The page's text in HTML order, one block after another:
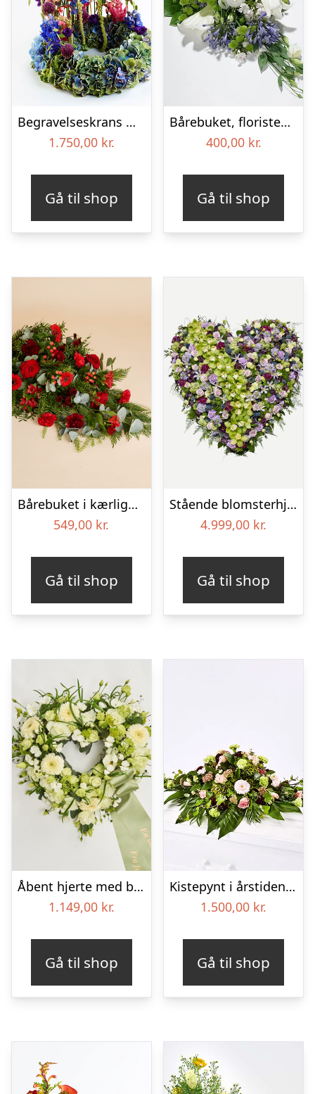
Begravelseskrans med hortensia og farverige detaljer – Blomster til begravelse
1.750,00 kr.
Gå til shop
Bårebuket, floristens valg – Blomster til begravelse
400,00 kr.
Gå til shop
Bårebuket i kærlighedens farver
549,00 kr.
Gå til shop
Stående blomsterhjerte – Et eksklusivt farvel
4.999,00 kr.
Gå til shop
Åbent hjerte med bånd – Floristens kreative valg
1.149,00 kr.
Gå til shop
Kistepynt i årstidens blomster – Blomster til begravelse
1.500,00 kr.
Gå til shop